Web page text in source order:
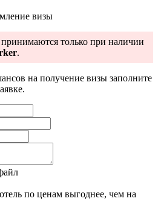
визы
только при наличии
.
на получение визы заполните
по ценам выгоднее, чем на